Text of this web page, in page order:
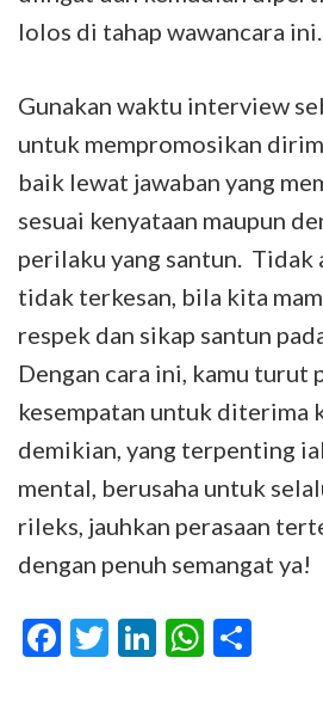
lolos di tahap wawancara ini.
Gunakan waktu interview
untuk mempromosikan
baik lewat jawaban yang
sesuai kenyataan maupun
perilaku yang santun. Tidak
tidak terkesan, bila kita
respek dan sikap santun
Dengan cara ini, kamu turut
kesempatan untuk diterima
demikian, yang terpenting
mental, berusaha untuk
rileks, jauhkan perasaan
dengan penuh semangat ya!
Facebook
Twitter
LinkedIn